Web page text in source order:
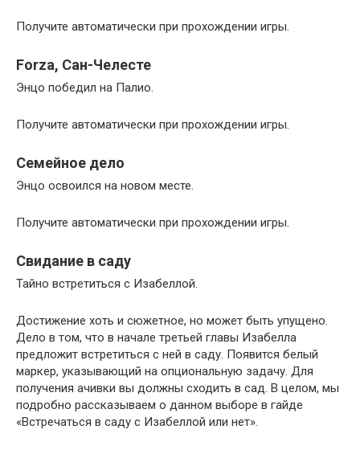
Получите автоматически при прохождении игры.
Forza, Сан-Челесте
Энцо победил на Палио.
Получите автоматически при прохождении игры.
Семейное дело
Энцо освоился на новом месте.
Получите автоматически при прохождении игры.
Свидание в саду
Тайно встретиться с Изабеллой.
Достижение хоть и сюжетное, но может быть упущено.
Дело в том, что в начале третьей главы Изабелла
предложит встретиться с ней в саду. Появится белый
маркер, указывающий на опциональную задачу. Для
получения ачивки вы должны сходить в сад. В целом, мы
подробно рассказываем о данном выборе в гайде
«Встречаться в саду с Изабеллой или нет».